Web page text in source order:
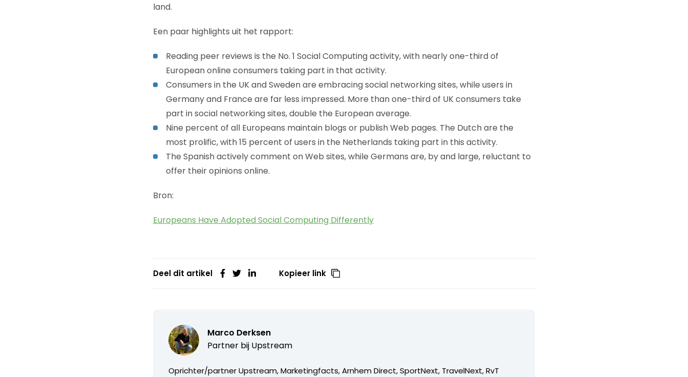
land.
Een paar highlights uit het rapport:
Reading peer reviews is the No. 1 Social Computing activity, with nearly one-third of
European online consumers taking part in that activity.
Consumers in the UK and Sweden are embracing social networking sites, while users in
Germany and France are far less impressed. More than one-third of UK consumers take
part in social networking sites, double the European average.
Nine percent of all Europeans maintain blogs or publish Web pages. The Dutch are the
most prolific, with 15 percent of users in the Netherlands taking part in this activity.
The Spanish actively comment on Web sites, while Germans are, by and large, reluctant to
offer their opinions online.
Bron:
Europeans Have Adopted Social Computing Differently
Deel dit artikel Kopieer link
Marco Derksen
Partner bij Upstream
Oprichter/partner Upstream, Marketingfacts, Arnhem Direct, SportNext, TravelNext, RvT